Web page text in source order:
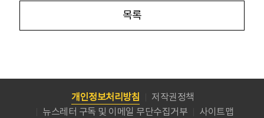
목록
개인정보처리방침
저작권정책
뉴스레터 구독 및 이메일 무단수집거부
사이트맵